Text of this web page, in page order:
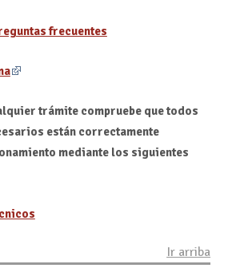
frecuentes
trámite compruebe que todos
están correctamente
mediante los siguientes
Ir arriba